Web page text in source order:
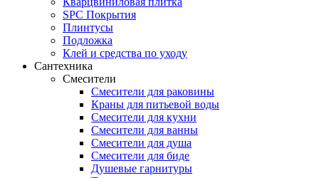
SPC Покрытия
Плинтусы
Подложка
Клей и средства по уходу
Сантехника
Смесители
Смесители для раковины
Краны для питьевой воды
Смесители для кухни
Смесители для ванны
Смесители для душа
Смесители для биде
Душевые гарнитуры